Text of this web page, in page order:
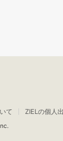
て ZIELの個人